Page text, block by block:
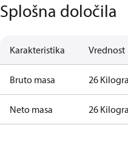
Splošna določila
Karakteristika Vrednost
Bruto masa 26
Neto masa 26